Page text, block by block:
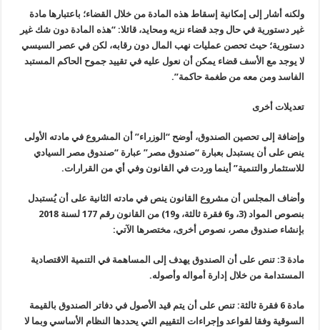
ولكنه أشار إلى إمكانية إسقاط هذه المادة من خلال القضاء؛ باعتبارها مادة
غير دستورية في حال وجد قضاء نزيه ومحايد، قائلا: “هذه المادة دون شك غير
دستورية؛ حيث تحصن عمليات نهب المال دون رقابه، لكن في عصر السيسي
لا يوجد مع الأسف قضاء يمكن أن نعول عليه في تقييد جموح الحاكم المستبد
الفاسد ومن معه من طغمة حاكمة”.
تعديلات أخرى
وإضافة إلى تحصين الصندوق، أوضح “الوزراء” أن المشروع في مادته الأولى
ينص على أن يستبدل بعبارة “صندوق مصر” عبارة “صندوق مصر السيادي
للاستثمار والتنمية” أينما وردت في القانون وفي أي من القرارات.
وأضاف المجلس أن مشروع القانون ينص في مادته الثانية على أن يُستبدل
بنصوص المواد (3، و6 فقرة ثالثة، و19) من القانون رقم 177 لسنة 2018
بإنشاء صندوق مصر، نصوص أخرى، مختصرها الآتي:
مادة 3: تنص على أن الصندوق يهدف إلى المساهمة في التنمية الاقتصادية
المستدامة من خلال إدارة أمواله وأصوله.
مادة 6 فقرة ثالثة: تنص على أن يتم قيد الأصول في دفاتر الصندوق بالقيمة
السوقية وفقا لقواعد وإجراءات التقييم التي يحددها النظام الأساسي وبما لا